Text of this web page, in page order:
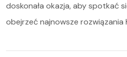
doskonała okazja, aby spotkać
obejrzeć najnowsze rozwiązania